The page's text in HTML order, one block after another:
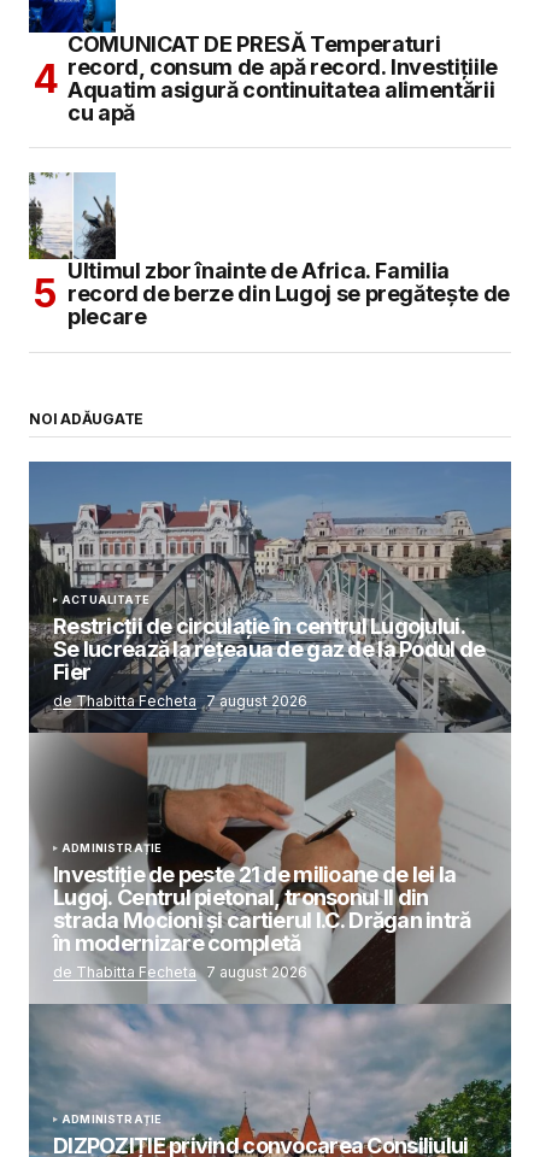
COMUNICAT DE PRESĂ Temperaturi
record, consum de apă record. Investițiile
Aquatim asigură continuitatea alimentării
cu apă
Ultimul zbor înainte de Africa. Familia
record de berze din Lugoj se pregătește de
plecare
NOI ADĂUGATE
ACTUALITATE
Restricții de circulație în centrul Lugojului.
Se lucrează la rețeaua de gaz de la Podul de
Fier
de Thabitta Fecheta 7 august 2026
ADMINISTRAȚIE
Investiție de peste 21 de milioane de lei la
Lugoj. Centrul pietonal, tronsonul II din
strada Mocioni și cartierul I.C. Drăgan intră
în modernizare completă
de Thabitta Fecheta 7 august 2026
ADMINISTRAȚIE
DIZPOZIȚIE privind convocarea Consiliului